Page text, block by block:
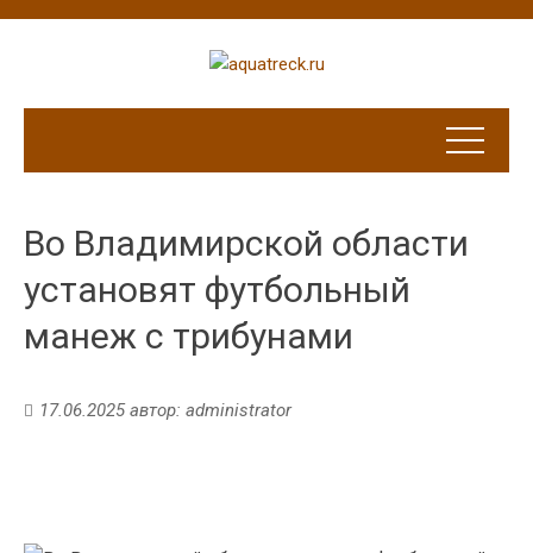
Во Владимирской области
установят футбольный
манеж с трибунами
17.06.2025автор: administrator